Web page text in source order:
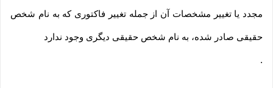
مجدد یا تغییر مشخصات آن از جمله تغییر فاکتوری که به نام شخص
حقیقی صادر شده، به نام شخص حقیقی دیگری وجود ندارد
.